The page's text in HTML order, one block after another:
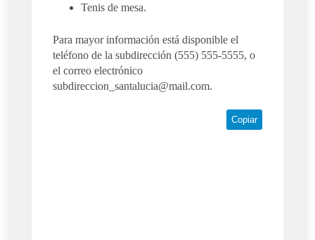
Tenis de mesa.
Para mayor información está disponible el
teléfono de la subdirección (555) 555-5555, o
el correo electrónico
subdireccion_santalucia@mail.com.
Copiar